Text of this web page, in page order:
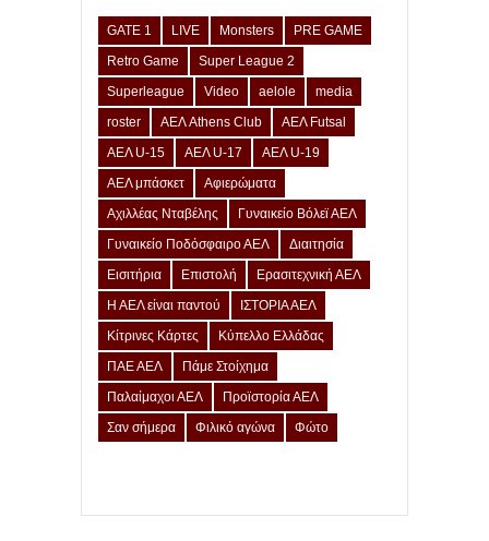
GATE 1 LIVE Monsters
PRE GAME
Retro Game
Super League 2
Superleague
Video aelole
media
roster
ΑΕΛ Athens Club
ΑΕΛ Futsal
ΑΕΛ U-15
ΑΕΛ U-17
ΑΕΛ U-19
ΑΕΛ μπάσκετ
Αφιερώματα
Αχιλλέας Νταβέλης
Γυναικείο Βόλεϊ ΑΕΛ
Γυναικείο Ποδόσφαιρο ΑΕΛ
Διαιτησία
Εισιτήρια
Επιστολή
Ερασιτεχνική ΑΕΛ
Η ΑΕΛ είναι παντού
ΙΣΤΟΡΙΑ ΑΕΛ
Κίτρινες Κάρτες
Κύπελλο Ελλάδας
ΠΑΕ ΑΕΛ
Πάμε Στοίχημα
Παλαίμαχοι ΑΕΛ
Προϊστορία ΑΕΛ
Σαν σήμερα
Φιλικό αγώνα Φώτο